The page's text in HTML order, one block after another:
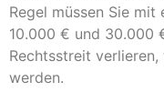
Regel müssen Sie
10.000 € und 30.000
Rechtsstreit
werden.